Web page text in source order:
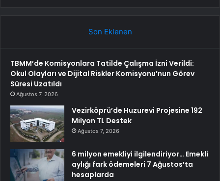
Son Eklenen
TBMM’de Komisyonlara Tatilde Çalışma İzni Verildi:
Okul Olayları ve Dijital Riskler Komisyonu’nun Görev
Süresi Uzatıldı
Ağustos 7, 2026
Vezirköprü’de Huzurevi Projesine 192
Milyon TL Destek
Ağustos 7, 2026
6 milyon emekliyi ilgilendiriyor… Emekli
aylığı fark ödemeleri 7 Ağustos’ta
hesaplarda